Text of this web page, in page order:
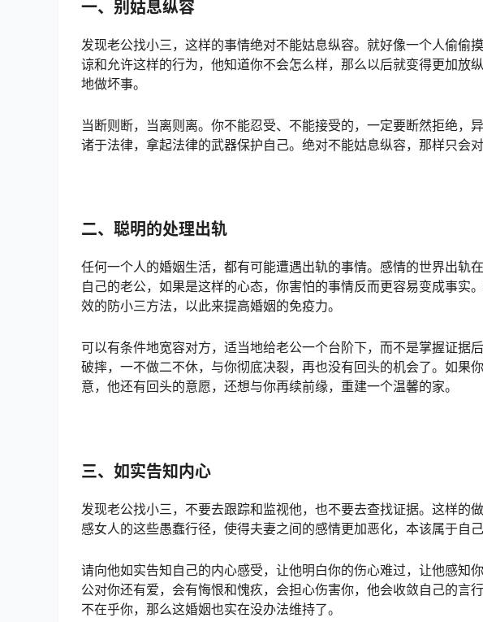
一、别姑息纵容
发现老公找小三，这样的事情绝对不能姑息纵容。就好像一个人偷偷
谅和允许这样的行为，他知道你不会怎么样，那么以后就变得更加放
地做坏事。
当断则断，当离则离。你不能忍受、不能接受的，一定要断然拒绝，
诸于法律，拿起法律的武器保护自己。绝对不能姑息纵容，那样只会
二、聪明的处理出轨
任何一个人的婚姻生活，都有可能遭遇出轨的事情。感情的世界出轨
自己的老公，如果是这样的心态，你害怕的事情反而更容易变成事实
效的防小三方法，以此来提高婚姻的免疫力。
可以有条件地宽容对方，适当地给老公一个台阶下，而不是掌握证据
破摔，一不做二不休，与你彻底决裂，再也没有回头的机会了。如果
意，他还有回头的意愿，还想与你再续前缘，重建一个温馨的家。
三、如实告知内心
发现老公找小三，不要去跟踪和监视他，也不要去查找证据。这样的
感女人的这些愚蠢行径，使得夫妻之间的感情更加恶化，本该属于自
请向他如实告知自己的内心感受，让他明白你的伤心难过，让他感知
公对你还有爱，会有悔恨和愧疚，会担心伤害你，他会收敛自己的言
不在乎你，那么这婚姻也实在没办法维持了。